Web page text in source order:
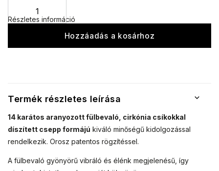
Hozzáadás a kosárhoz
Részletes információ
Termék részletes leírása
14 karátos aranyozott fülbevaló, cirkónia csíkokkal
díszített csepp formájú kiváló minőségű kidolgozással
rendelkezik. Orosz patentos rögzítéssel.
A fülbevaló gyönyörű vibráló és élénk megjelenésű, így